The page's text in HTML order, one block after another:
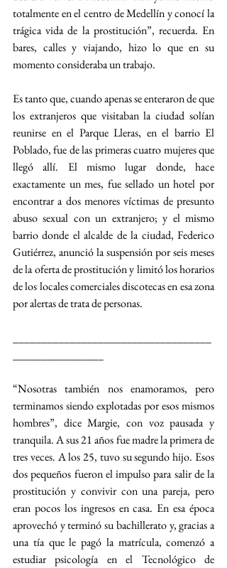
totalmente en el centro de Medellín y conocí la
trágica vida de la prostitución”, recuerda. En
bares, calles y viajando, hizo lo que en su
momento consideraba un trabajo.
Es tanto que, cuando apenas se enteraron de que
los extranjeros que visitaban la ciudad solían
reunirse en el Parque Lleras, en el barrio El
Poblado, fue de las primeras cuatro mujeres que
llegó allí. El mismo lugar donde, hace
exactamente un mes, fue sellado un hotel por
encontrar a dos menores víctimas de presunto
abuso sexual con un extranjero; y el mismo
barrio donde el alcalde de la ciudad, Federico
Gutiérrez, anunció la suspensión por seis meses
de la oferta de prostitución y limitó los horarios
de los locales comerciales discotecas en esa zona
por alertas de trata de personas.
“Nosotras también nos enamoramos, pero
terminamos siendo explotadas por esos mismos
hombres”, dice Margie, con voz pausada y
tranquila. A sus 21 años fue madre la primera de
tres veces. A los 25, tuvo su segundo hijo. Esos
dos pequeños fueron el impulso para salir de la
prostitución y convivir con una pareja, pero
eran pocos los ingresos en casa. En esa época
aprovechó y terminó su bachillerato y, gracias a
una tía que le pagó la matrícula, comenzó a
estudiar psicología en el Tecnológico de